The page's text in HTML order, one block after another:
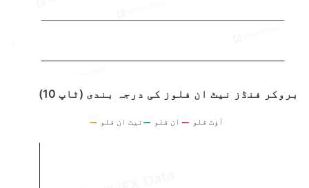
بروکر فنڈز نیٹ ان فلوز کی درجہ بندی (ٹاپ 10)